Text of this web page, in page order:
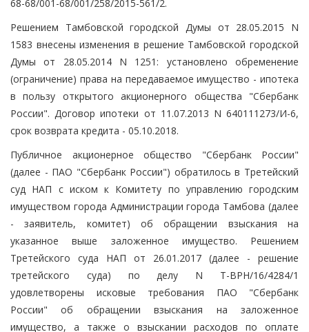
68-68/001-68/001/258/2015-561/2.
Решением Тамбовской городской Думы от 28.05.2015 N
1583 внесены изменения в решение Тамбовской городской
Думы от 28.05.2014 N 1251: установлено обременение
(ограничение) права на передаваемое имущество - ипотека
в пользу открытого акционерного общества "Сбербанк
России". Договор ипотеки от 11.07.2013 N 640111273/И-6,
срок возврата кредита - 05.10.2018.
Публичное акционерное общество "Сбербанк России"
(далее - ПАО "Сбербанк России") обратилось в Третейский
суд НАП с иском к Комитету по управлению городским
имуществом города Администрации города Тамбова (далее
- заявитель, комитет) об обращении взыскания на
указанное выше заложенное имущество. Решением
Третейского суда НАП от 26.01.2017 (далее - решение
третейского суда) по делу N Т-ВРН/16/4284/1
удовлетворены исковые требования ПАО "Сбербанк
России" об обращении взыскания на заложенное
имущество, а также о взыскании расходов по оплате